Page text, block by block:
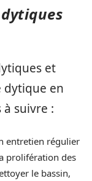
et
dytique en
suivre :
entretien régulier
prolifération des
le bassin,